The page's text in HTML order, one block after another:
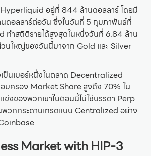
อยู่ที่ 844 ล้านดอลลาร์ โดยมี
นดอลลาร์ต่อวัน ซึ่งในวันที่ 5 กุมภาพันธ์ที่
ทำสถิติรายได้สูงสุดในหนึ่งวันที่ 6.84 ล้าน
วนใหญ่ของวันนี้มาจาก Gold และ Silver
นเบอร์หนึ่งในตลาด Decentralized
บครอง Market Share สูงถึง 70% ใน
ข่งของพวกเขาในตอนนี้ไม่ใช่บรรดา Perp
วกกระดานเทรดแบบ Centralized อย่าง
Market with HIP-3